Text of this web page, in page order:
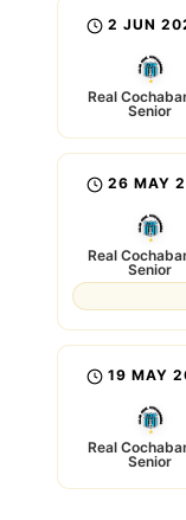
2 JUN
Real
Senior
26 MAY
Real
Senior
19 MAY
Real
Senior